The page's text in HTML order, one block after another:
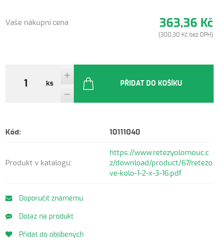
Vaše nákupní cena 363,36 Kč
(300,30 Kč bez DPH)
ks PŘIDAT DO KOŠÍKU
Kód: 10111040
Produkt v katalogu:
https://www.retezyolomouc.c
z/download/product/67/retezo
ve-kolo-1-2-x-3-16.pdf
Doporučit známému
Dotaz na produkt
Přidat do oblíbených